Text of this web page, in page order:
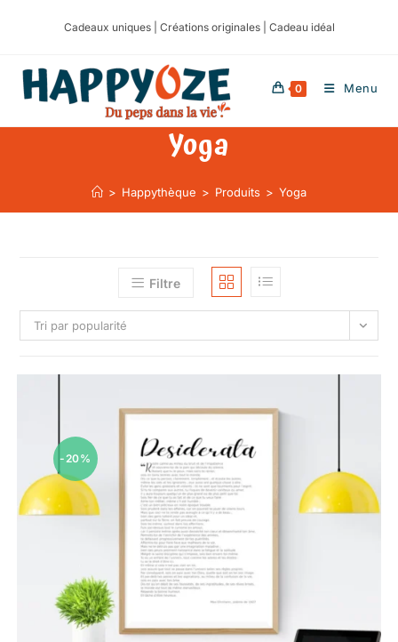
Cadeaux uniques | Créations originales | Cadeau idéal
0 Menu
Yoga
> Happythèque > Produits > Yoga
Filtre
Tri par popularité
-20%